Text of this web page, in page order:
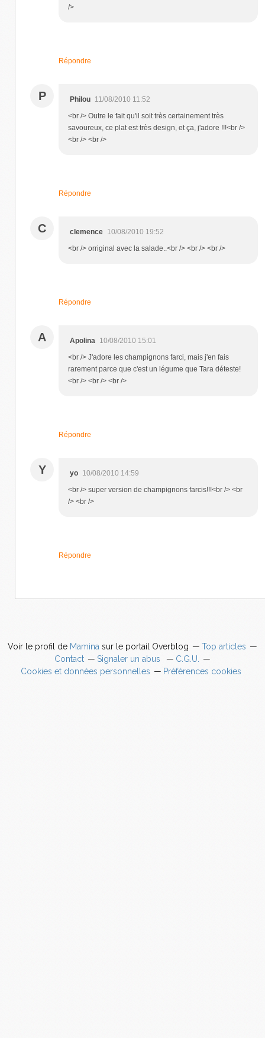
/>
Répondre
P Philou 11/08/2010 11:52
<br /> Outre le fait qu'il soit très certainement très
savoureux, ce plat est très design, et ça, j'adore !!!<br />
<br /> <br />
Répondre
C clemence 10/08/2010 19:52
<br /> orriginal avec la salade..<br /> <br /> <br />
Répondre
A Apolina 10/08/2010 15:01
<br /> J'adore les champignons farci, mais j'en fais
rarement parce que c'est un légume que Tara déteste!
<br /> <br /> <br />
Répondre
Y yo 10/08/2010 14:59
<br /> super version de champignons farcis!!!<br /> <br
/> <br />
Répondre
Voir le profil de Mamina sur le portail Overblog
Top articles
Contact
Signaler un abus
C.G.U.
Cookies et données personnelles
Préférences cookies